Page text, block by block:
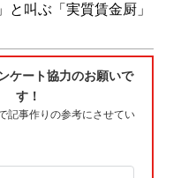
と叫ぶ「実質賃金厨」